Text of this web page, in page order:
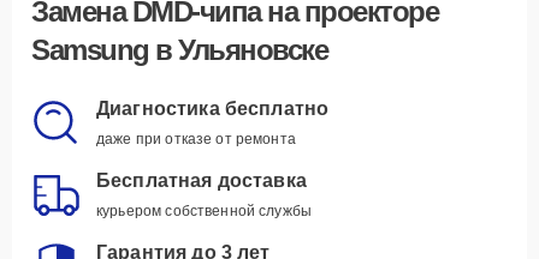
Замена DMD-чипана проекторе
Samsung в Ульяновске
Диагностика бесплатно
даже при отказе от ремонта
Бесплатная доставка
курьером собственной службы
Гарантия до 3 лет